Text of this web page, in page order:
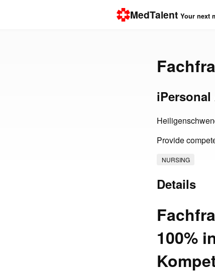
MedTalent Your next
iPersonal
Provide
NURSING
Details
100%